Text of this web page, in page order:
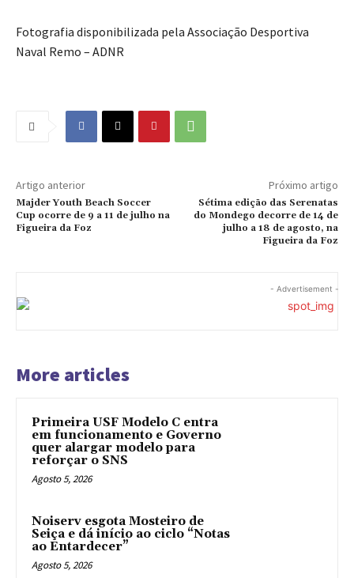
Fotografia disponibilizada pela Associação Desportiva
Naval Remo – ADNR
Artigo anterior
Majder Youth Beach Soccer
Cup ocorre de 9 a 11 de julho na
Figueira da Foz
Próximo artigo
Sétima edição das Serenatas
do Mondego decorre de 14 de
julho a 18 de agosto, na
Figueira da Foz
- Advertisement -
More articles
Primeira USF Modelo C entra
em funcionamento e Governo
quer alargar modelo para
reforçar o SNS
Agosto 5, 2026
Noiserv esgota Mosteiro de
Seiça e dá início ao ciclo “Notas
ao Entardecer”
Agosto 5, 2026